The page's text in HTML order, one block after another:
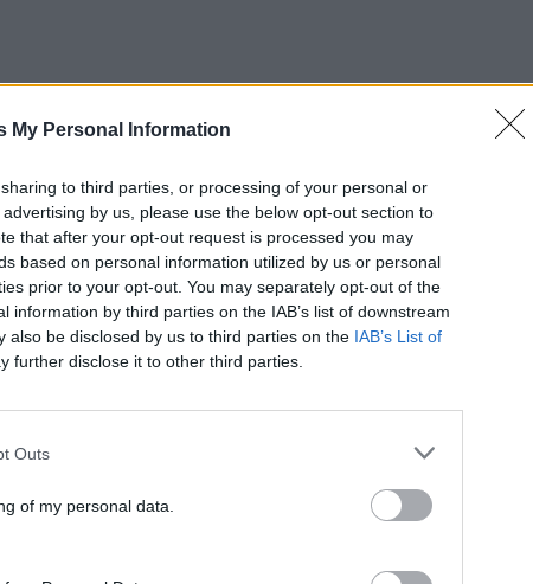
My Personal Information
to third parties, or processing of your personal or
by us, please use the below opt-out section to
that after your opt-out request is processed you may
based on personal information utilized by us or personal
prior to your opt-out. You may separately opt-out of the
information by third parties on the IAB’s list of downstream
also be disclosed by us to third parties on the IAB’s List of
further disclose it to other third parties.
Outs
of my personal data.
choklad ( andra kex funkar också)1/2 dl kakao100 g